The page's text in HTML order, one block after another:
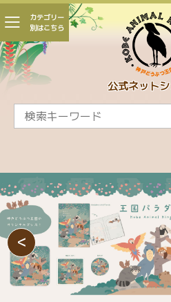
カテゴリー
別はこちら
公式ネット
会員登録 マイページ
CAMPAIGN
かくれんぼ王国
親子 ～王国生まれの赤ちゃん
王国パラダイス
ひとふでがき作家 minaco
シャムドクチュール
<